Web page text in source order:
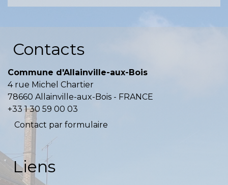
Contacts
Commune d'Allainville-aux-Bois
4 rue Michel Chartier
78660 Allainville-aux-Bois - FRANCE
+33 1 30 59 00 03
Contact par formulaire
Liens